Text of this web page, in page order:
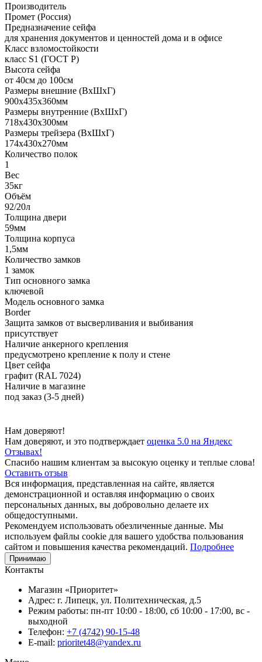
Производитель
Промет (Россия)
Предназначение сейфа
для хранения документов и ценностей дома и в офисе
Класс взломостойкости
класс S1 (ГОСТ Р)
Высота сейфа
от 40см до 100см
Размеры внешние (ВхШхГ)
900x435x360мм
Размеры внутренние (ВхШхГ)
718x430x300мм
Размеры трейзера (ВхШхГ)
174х430х270мм
Количество полок
1
Вес
35кг
Объём
92/20л
Толщина двери
59мм
Толщина корпуса
1,5мм
Количество замков
1 замок
Тип основного замка
ключевой
Модель основного замка
Border
Защита замков от высверливания и выбивания
присутствует
Наличие анкерного крепления
предусмотрено крепление к полу и стене
Цвет сейфа
графит (RAL 7024)
Наличие в магазине
под заказ (3-5 дней)
Нам доверяют!
Нам доверяют, и это подтверждает оценка 5.0 на Яндекс
Отзывах!
Спасибо нашим клиентам за высокую оценку и теплые слова!
Оставить отзыв
Вся информация, представленная на сайте, является
демонстрационной и оставляя информацию о своих
персональных данных, вы добровольно делаете их
общедоступными.
Рекомендуем использовать обезличенные данные. Мы
используем файлы cookie для вашего удобства пользования
сайтом и повышения качества рекомендаций. Подробнее
Принимаю
Контакты
Магазин «Приоритет»
Адрес: г. Липецк, ул. Политехническая, д.5
Режим работы: пн-пт 10:00 - 18:00, сб 10:00 - 17:00, вс -
выходной
Телефон: +7 (4742) 90-15-48
E-mail: prioritet48@yandex.ru